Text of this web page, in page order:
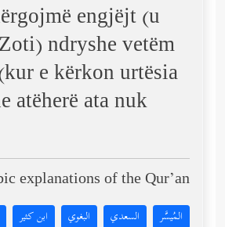
engjëjt (u
ndryshe vetëm
e kërkon urtësia
atëherë ata nuk
explanations of the Qur’an:
المُيسَّر السعدي البغوي ابن كثير